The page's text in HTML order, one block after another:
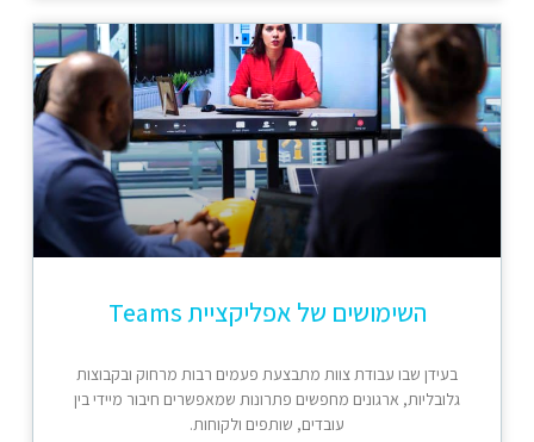
השימושים של אפליקציית Teams
בעידן שבו עבודת צוות מתבצעת פעמים רבות מרחוק ובקבוצות
גלובליות, ארגונים מחפשים פתרונות שמאפשרים חיבור מיידי בין
עובדים, שותפים ולקוחות.